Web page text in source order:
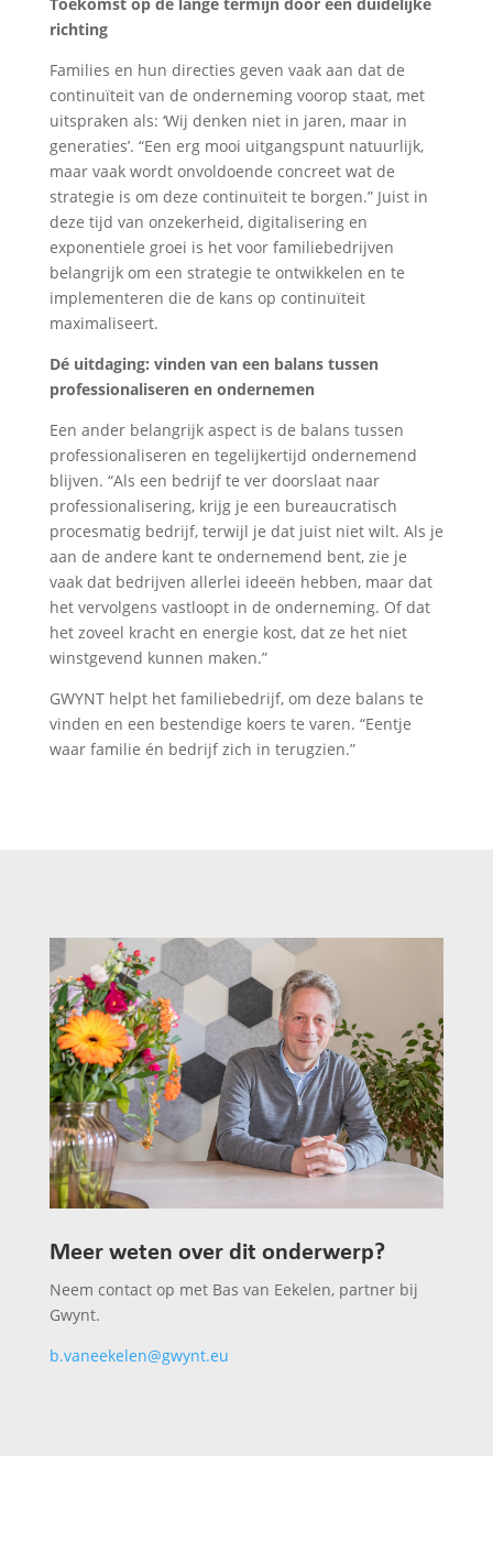
richting
Families en hun directies geven vaak aan dat de
continuïteit van de onderneming voorop staat, met
uitspraken als: ‘Wij denken niet in jaren, maar in
generaties’. “Een erg mooi uitgangspunt natuurlijk,
maar vaak wordt onvoldoende concreet wat de
strategie is om deze continuïteit te borgen.” Juist in
deze tijd van onzekerheid, digitalisering en
exponentiele groei is het voor familiebedrijven
belangrijk om een strategie te ontwikkelen en te
implementeren die de kans op continuïteit
maximaliseert.
Dé uitdaging: vinden van een balans tussen
professionaliseren en ondernemen
Een ander belangrijk aspect is de balans tussen
professionaliseren en tegelijkertijd ondernemend
blijven. “Als een bedrijf te ver doorslaat naar
professionalisering, krijg je een bureaucratisch
procesmatig bedrijf, terwijl je dat juist niet wilt. Als je
aan de andere kant te ondernemend bent, zie je
vaak dat bedrijven allerlei ideeën hebben, maar dat
het vervolgens vastloopt in de onderneming. Of dat
het zoveel kracht en energie kost, dat ze het niet
winstgevend kunnen maken.”
GWYNT helpt het familiebedrijf, om deze balans te
vinden en een bestendige koers te varen. “Eentje
waar familie én bedrijf zich in terugzien.”
Meer weten over dit onderwerp?
Neem contact op met Bas van Eekelen, partner bij
Gwynt.
b.vaneekelen@gwynt.eu